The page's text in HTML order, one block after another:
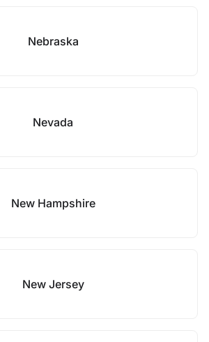
Nebraska
Nevada
New Hampshire
New Jersey